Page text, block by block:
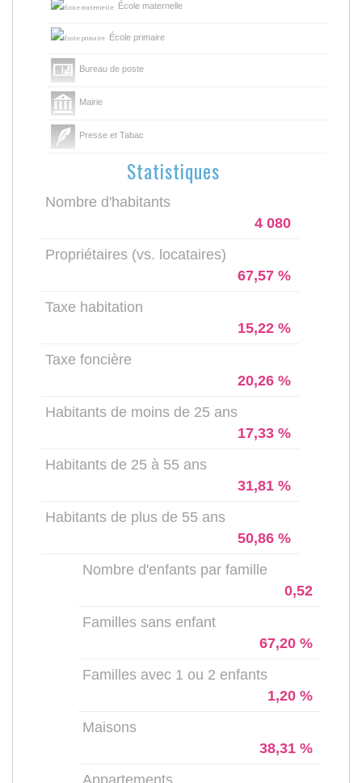
École maternelle
École primaire
Bureau de poste
Mairie
Presse et Tabac
Statistiques
Nombre d'habitants
4 080
Propriétaires (vs. locataires)
67,57 %
Taxe habitation
15,22 %
Taxe foncière
20,26 %
Habitants de moins de 25 ans
17,33 %
Habitants de 25 à 55 ans
31,81 %
Habitants de plus de 55 ans
50,86 %
Nombre d'enfants par famille
0,52
Familles sans enfant
67,20 %
Familles avec 1 ou 2 enfants
1,20 %
Maisons
38,31 %